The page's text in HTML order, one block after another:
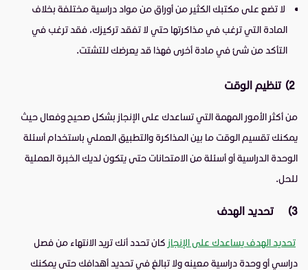
لا تضع على مكتبك الكثير من أوراق من مواد دراسية مختلفة بخلاف
المادة التي ترغب في مذاكرتها حتي لا تفقد تركيزك، فقد ترغب في
التأكد من شئ في مادة أخرى فهذا قد يعرضك للتشتت.
تنظيم الوقت
من أكثر الأمور المهمة التي تساعدك على الإنجاز بشكل صحيح وفعال حيث
يمكنك تقسيم الوقت ما بين المذاكرة والتطبيق العملي باستخدام أسئلة
الوحدة الدراسية أو أسئلة من الامتحانات حتى يتكون لديك الخبرة العملية
للحل.
3) تحديد الهدف
تحديد الهدف يساعدك على الإنجاز كان تحدد أنك تريد الانتهاء من فصل
دراسي أو وحدة دراسية معينه ولا تبالغ في تحديد أهدافك حتى يمكنك